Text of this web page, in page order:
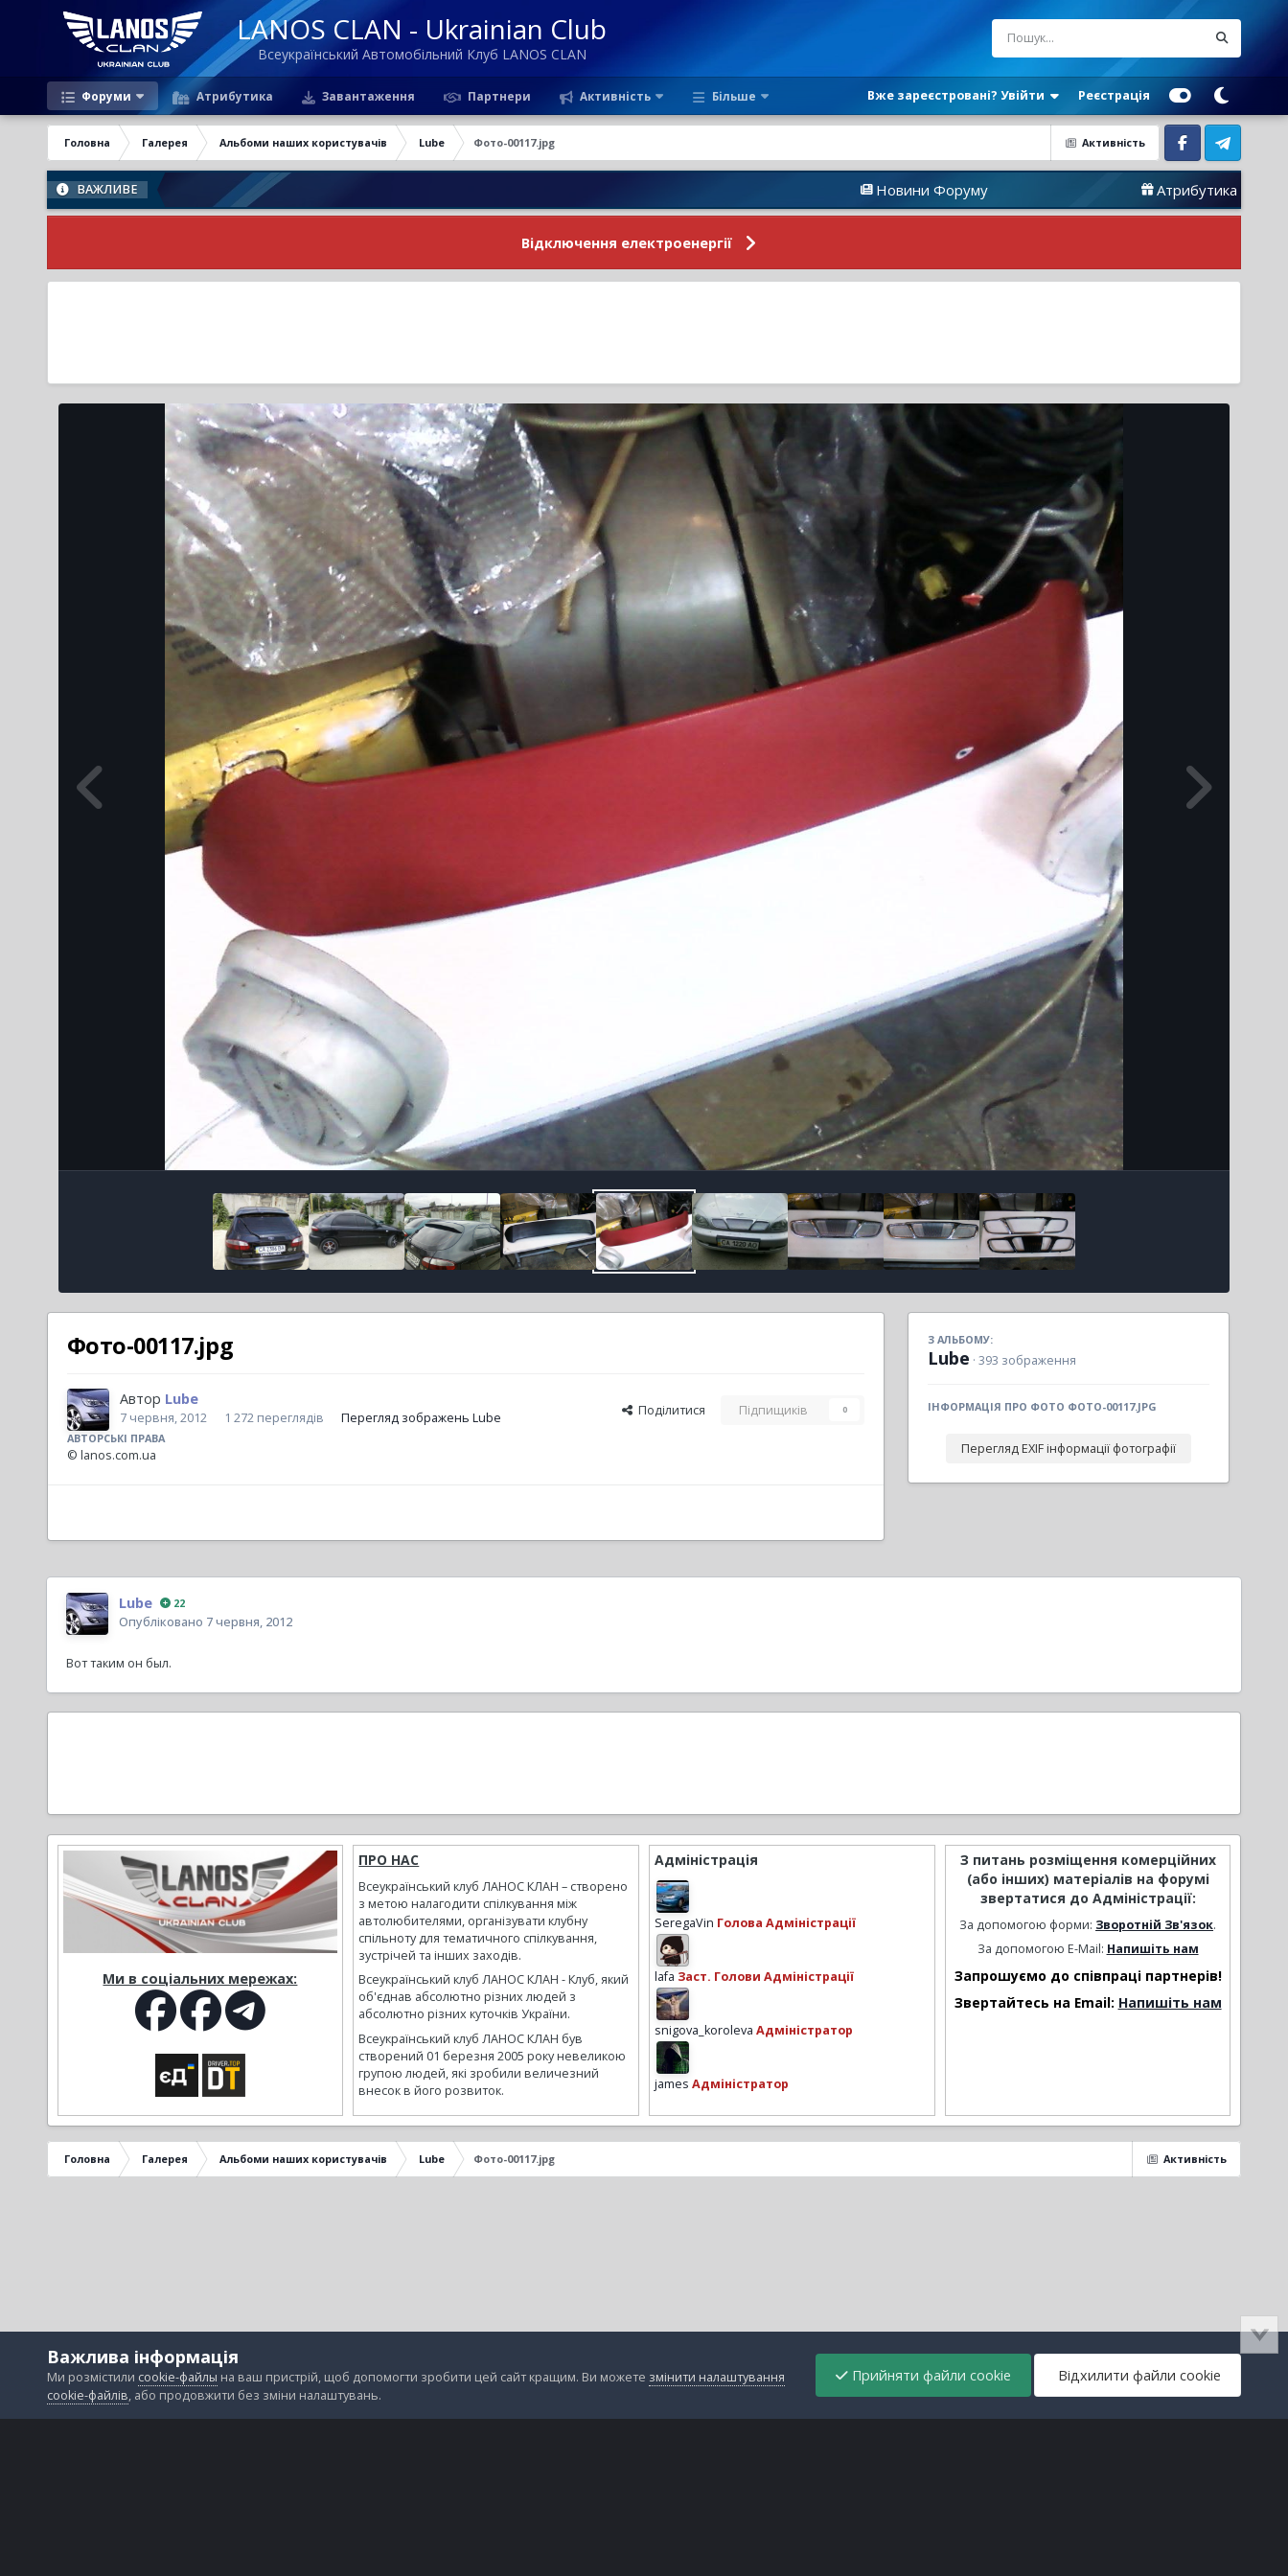
LANOS CLAN - Ukrainian Club
Всеукраїнський Автомобільний Клуб LANOS CLAN
Форуми Атрибутика Завантаження Партнери Активність Більше Вже зареєстровані? Увійти Реєстрація
Активність
Головна Галерея Альбоми наших користувачів Lube Фото-00117.jpg
Facebook Telegram
ВАЖЛИВЕ Новини Форуму Атрибутика
Відключення електроенергії
Інструменти
Фото-00117.jpg
Автор Lube
7 червня, 2012 1 272 переглядів Перегляд зображень Lube Поділитися Підпищиків 0
АВТОРСЬКІ ПРАВА
© lanos.com.ua
З АЛЬБОМУ:
Lube · 393 зображення
ІНФОРМАЦІЯ ПРО ФОТО ФОТО-00117.JPG
Перегляд EXIF інформації фотографії
Lube 22
Опубліковано 7 червня, 2012
Вот таким он был.
Ми в соціальних мережах:
ПРО НАС
Всеукраїнський клуб ЛАНОС КЛАН – створено
з метою налагодити спілкування між
автолюбителями, організувати клубну
спільноту для тематичного спілкування,
зустрічей та інших заходів.
Всеукраїнський клуб ЛАНОС КЛАН - Клуб, який
об'єднав абсолютно різних людей з
абсолютно різних куточків України.
Всеукраїнський клуб ЛАНОС КЛАН був
створений 01 березня 2005 року невеликою
групою людей, які зробили величезний
внесок в його розвиток.
Адміністрація
SeregaVin Голова Адміністрації
lafa Заст. Голови Адміністрації
snigova_koroleva Адміністратор
james Адміністратор
З питань розміщення комерційних
(або інших) матеріалів на форумі
звертатися до Адміністрації:
За допомогою форми: Зворотній Зв'язок.
За допомогою E-Mail: Напишіть нам
Запрошуємо до співпраці партнерів!
Звертайтесь на Email: Напишіть нам
Активність
Головна Галерея Альбоми наших користувачів Lube Фото-00117.jpg
Важлива інформація
Ми розмістили cookie-файлы на ваш пристрій, щоб допомогти зробити цей сайт кращим. Ви можете змінити налаштування
cookie-файлів, або продовжити без зміни налаштувань.
Прийняти файли cookie Відхилити файли cookie